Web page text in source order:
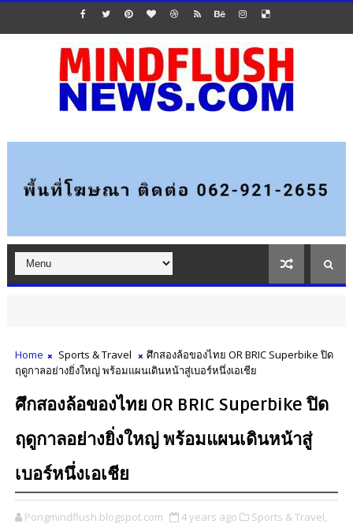
Home Sports & Travel
ศึกสองล้อของไทย OR BRIC Superbike ปิด
ฤดูกาลอย่างยิ่งใหญ่ พร้อมแผนเดินหน้าสู่เบอร์หนึ่งเอเชีย
ศึกสองล้อของไทย OR BRIC Superbike ปิด
ฤดูกาลอย่างยิ่งใหญ่ พร้อมแผนเดินหน้าสู่
เบอร์หนึ่งเอเชีย
Pongmindflush.blogspot.com 4 years ago Sports & Travel,